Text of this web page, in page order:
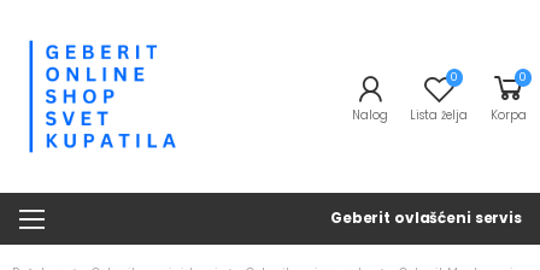
Nalog
0
Lista želja
0
Korpa
Geberit ovlašćeni servis